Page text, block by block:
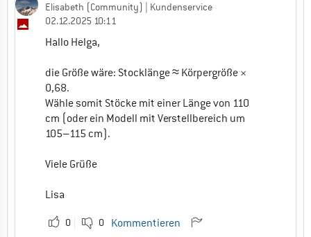
Elisabeth (Community)
| Kundenservice
02.12.2025 10:11
Hallo Helga,
die Größe wäre: Stocklänge ≈ Körpergröße ×
0,68.
Wähle somit Stöcke mit einer Länge von 110
cm (oder ein Modell mit Verstellbereich um
105–115 cm).
Viele Grüße
Lisa
0 0 Kommentieren